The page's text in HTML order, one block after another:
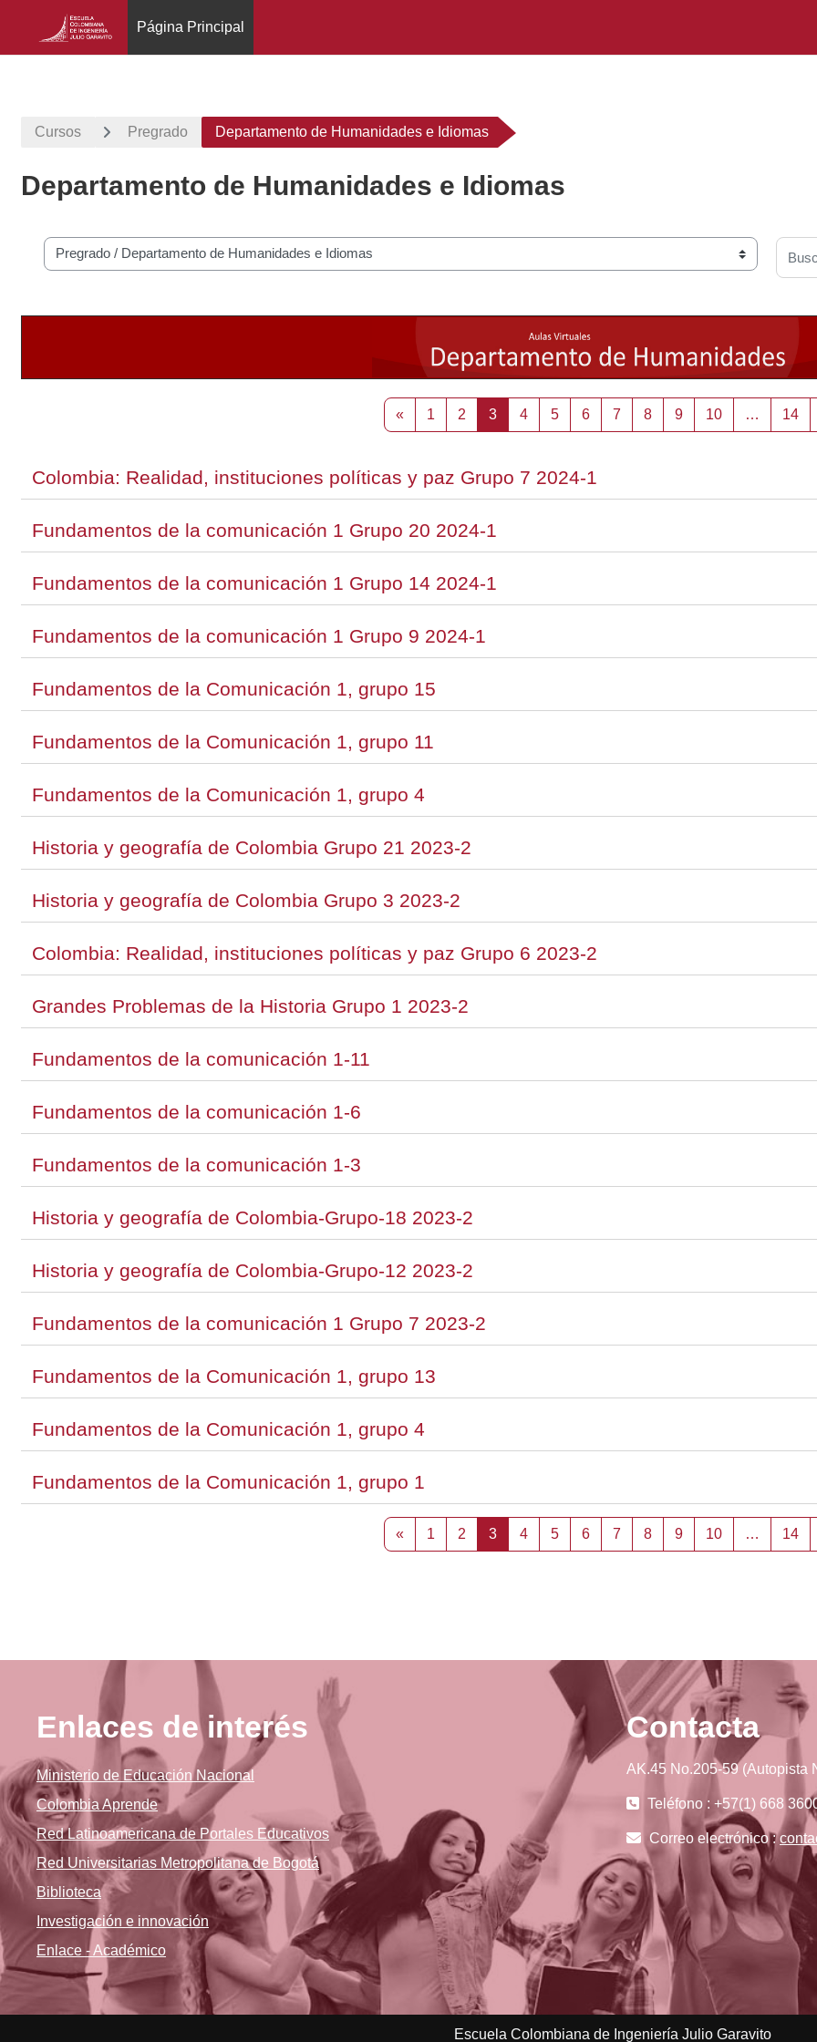
Página Principal
Cursos Pregrado Departamento de Humanidades e Idiomas
Departamento de Humanidades e Idiomas
Categorías
« Página anterior
1 Página 1
2 Página 2
3Página 3
4Página 4
5Página 5
6Página 6
7 Página 7
8Página 8
9Página 9
10Página 10
… 14
Colombia: Realidad, instituciones políticas y paz Grupo 7 2024-1
Fundamentos de la comunicación 1 Grupo 20 2024-1
Fundamentos de la comunicación 1 Grupo 14 2024-1
Fundamentos de la comunicación 1 Grupo 9 2024-1
Fundamentos de la Comunicación 1, grupo 15
Fundamentos de la Comunicación 1, grupo 11
Fundamentos de la Comunicación 1, grupo 4
Historia y geografía de Colombia Grupo 21 2023-2
Historia y geografía de Colombia Grupo 3 2023-2
Colombia: Realidad, instituciones políticas y paz Grupo 6 2023-2
Grandes Problemas de la Historia Grupo 1 2023-2
Fundamentos de la comunicación 1-11
Fundamentos de la comunicación 1-6
Fundamentos de la comunicación 1-3
Historia y geografía de Colombia-Grupo-18 2023-2
Historia y geografía de Colombia-Grupo-12 2023-2
Fundamentos de la comunicación 1 Grupo 7 2023-2
Fundamentos de la Comunicación 1, grupo 13
Fundamentos de la Comunicación 1, grupo 4
Fundamentos de la Comunicación 1, grupo 1
« Página anterior
1 Página 1
2 Página 2
3Página 3
4Página 4
5Página 5
6Página 6
7 Página 7
8Página 8
9Página 9
10Página 10
… 14
Enlaces de interés
Ministerio de Educación Nacional
Colombia Aprende
Red Latinoamericana de Portales Educativos
Red Universitarias Metropolitana de Bogotá
Biblioteca
Investigación e innovación
Enlace - Académico
Contacta
AK.45 No.205-59 (Autopista
Teléfono : +57(1) 668
Correo electrónico :
Escuela Colombiana de Ingeniería Julio Garavito